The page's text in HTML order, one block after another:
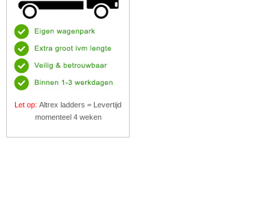
Let op: Altrex ladders = Levertijd
momenteel 4 weken